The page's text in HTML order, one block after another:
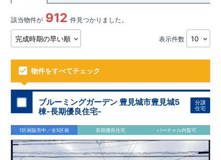
該当物件が 912 件見つかりました。
表示件数
物件をすべてチェック
ブルーミングガーデン 豊見城市豊見城5
棟-長期優良住宅-
分譲
住宅
1区画販売中／全5区画 長期優良住宅 バーチャル内覧可